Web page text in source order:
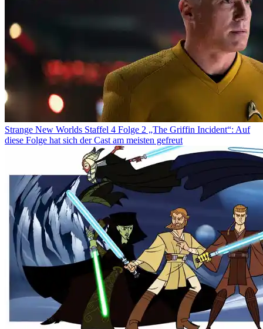
Strange New Worlds Staffel 4 Folge 2 „The Griffin Incident“: Auf
diese Folge hat sich der Cast am meisten gefreut